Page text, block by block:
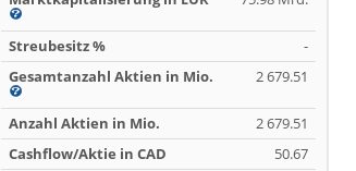
Streubesitz %
-
Gesamtanzahl Aktien in Mio.
2 679.51
Anzahl Aktien in Mio.
2 679.51
Cashflow/Aktie in CAD
50.67